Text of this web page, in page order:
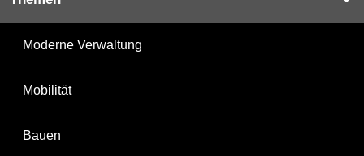
Moderne Verwaltung
Mobilität
Bauen